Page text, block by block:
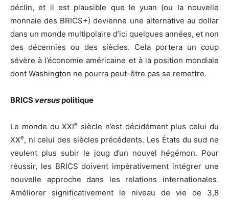
déclin, et il est plausible que le yuan (ou la nouvelle
monnaie des BRICS+) devienne une alternative au dollar
dans un monde multipolaire d’ici quelques années, et non
des décennies ou des siècles. Cela portera un coup
sévère à l’économie américaine et à la position mondiale
dont Washington ne pourra peut-être pas se remettre.
BRICS versuspolitique
Le monde du XXIe siècle n’est décidément plus celui du
XXe, ni celui des siècles précédents. Les États du sud ne
veulent plus subir le joug d’un nouvel hégémon. Pour
réussir, les BRICS doivent impérativement intégrer une
nouvelle approche dans les relations internationales.
Améliorer significativement le niveau de vie de 3,8